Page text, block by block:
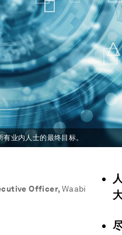
业内人士的最终目标。
Officer, Waabi